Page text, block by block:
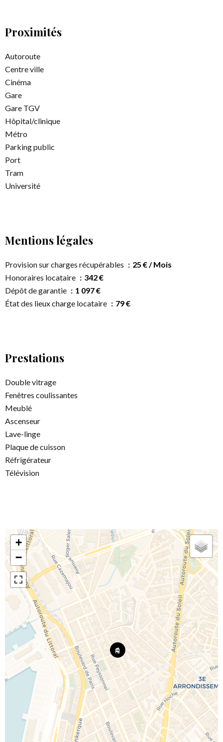
Proximités
Autoroute
Centre ville
Cinéma
Gare
Gare TGV
Hôpital/clinique
Métro
Parking public
Port
Tram
Université
Mentions légales
Provision sur charges récupérables
25 € / Mois
Honoraires locataire
342 €
Dépôt de garantie
1 097 €
État des lieux charge locataire
79 €
Prestations
Double vitrage
Fenêtres coulissantes
Meublé
Ascenseur
Lave-linge
Plaque de cuisson
Réfrigérateur
Télévision
+
−